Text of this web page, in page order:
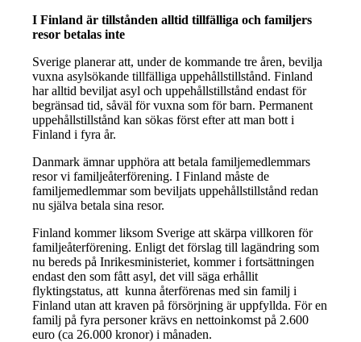
I Finland är tillstånden alltid tillfälliga och familjers
resor betalas inte
Sverige planerar att, under de kommande tre åren, bevilja
vuxna asylsökande tillfälliga uppehållstillstånd. Finland
har alltid beviljat asyl och uppehållstillstånd endast för
begränsad tid, såväl för vuxna som för barn. Permanent
uppehållstillstånd kan sökas först efter att man bott i
Finland i fyra år.
Danmark ämnar upphöra att betala familjemedlemmars
resor vi familjeåterförening. I Finland måste de
familjemedlemmar som beviljats uppehållstillstånd redan
nu själva betala sina resor.
Finland kommer liksom Sverige att skärpa villkoren för
familjeåterförening. Enligt det förslag till lagändring som
nu bereds på Inrikesministeriet, kommer i fortsättningen
endast den som fått asyl, det vill säga erhållit
flyktingstatus, att kunna återförenas med sin familj i
Finland utan att kraven på försörjning är uppfyllda. För en
familj på fyra personer krävs en nettoinkomst på 2.600
euro (ca 26.000 kronor) i månaden.